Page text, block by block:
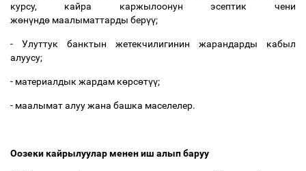
курсу, кайра каржылоонун эсептик чени
жөнүндө маалыматтарды берүү;
- Улуттук банктын жетекчилигинин жарандарды кабыл
алуусу;
- материалдык жардам көрсөтүү;
- маалымат алуу жана башка маселелер.
Оозеки кайрылуулар менен иш алып баруу